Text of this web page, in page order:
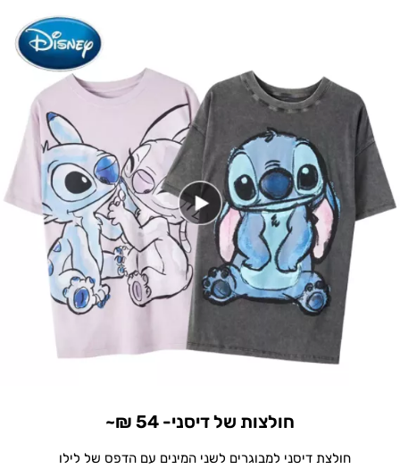
חולצות של דיסני- 54 ₪~
חולצת דיסני למבוגרים לשני המינים עם הדפס של לילו